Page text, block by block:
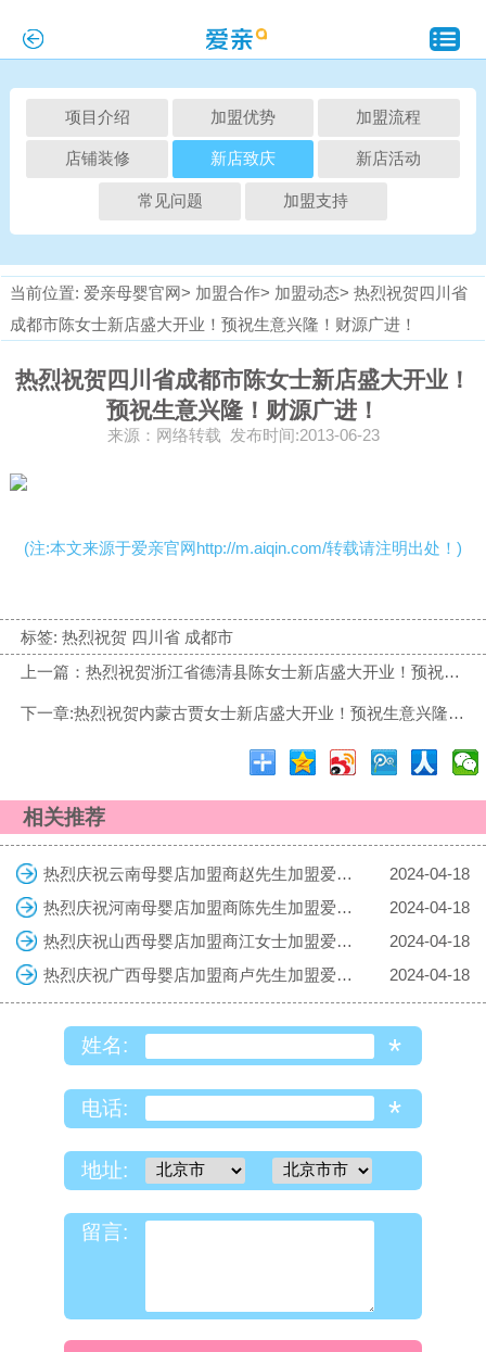
项目介绍 加盟优势 加盟流程
店铺装修 新店致庆 新店活动
常见问题 加盟支持
当前位置: 爱亲母婴官网> 加盟合作> 加盟动态> 热烈祝贺四川省
成都市陈女士新店盛大开业！预祝生意兴隆！财源广进！
热烈祝贺四川省成都市陈女士新店盛大开业！
预祝生意兴隆！财源广进！
来源：网络转载 发布时间:2013-06-23
(注:本文来源于爱亲官网http://m.aiqin.com/转载请注明出处！)
标签: 热烈祝贺 四川省 成都市
上一篇：热烈祝贺浙江省德清县陈女士新店盛大开业！预祝生意兴隆！财源广进！
下一章:热烈祝贺内蒙古贾女士新店盛大开业！预祝生意兴隆！财源广进！
相关推荐
热烈庆祝云南母婴店加盟商赵先生加盟爱亲母婴！预祝生意兴隆！
2024-04-18
热烈庆祝河南母婴店加盟商陈先生加盟爱亲母婴！预祝生意兴隆！
2024-04-18
热烈庆祝山西母婴店加盟商江女士加盟爱亲母婴！预祝生意兴隆！
2024-04-18
热烈庆祝广西母婴店加盟商卢先生加盟爱亲母婴！预祝生意兴隆！
2024-04-18
姓名: *
电话: *
地址:
留言: